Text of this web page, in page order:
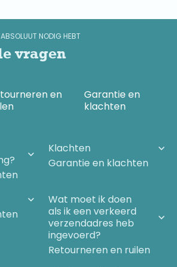
NODIG HEBT
vragen
en
Garantie en
klachten
Klachten
Garantie en klachten
Wat moet ik doen
als ik een verkeerd
verzendadres heb
ingevoerd?
Retourneren en ruilen